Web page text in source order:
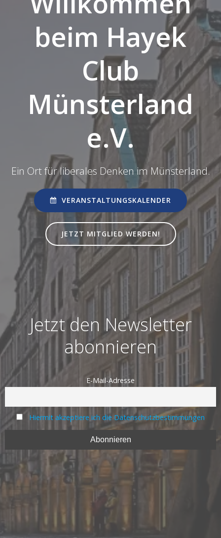
beim Hayek
Club
Münsterland
e.V.
Ein Ort für liberales Denken im Münsterland.
VERANSTALTUNGSKALENDER
JETZT MITGLIED WERDEN!
Jetzt den Newsletter
abonnieren
E-Mail-Adresse
Hiermit akzeptiere ich die Datenschutzbestimmungen